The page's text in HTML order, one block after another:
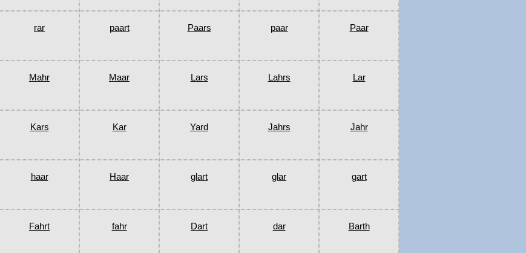
rar paart Paars paar Paar
Mahr Maar Lars Lahrs Lar
Kars Kar Yard Jahrs Jahr
haar Haar glart glar gart
Fahrt fahr Dart dar Barth